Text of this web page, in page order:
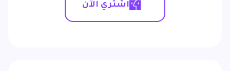
اشتري الآن